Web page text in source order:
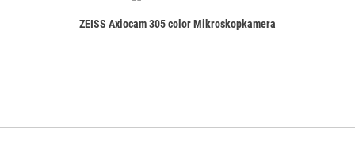
ZEISS Axiocam 305 color Mikroskopkamera